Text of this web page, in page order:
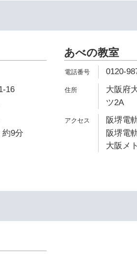
16
9分
あべの教室
0120-
大阪府
ツ2A
阪堺電
阪堺電
大阪メ